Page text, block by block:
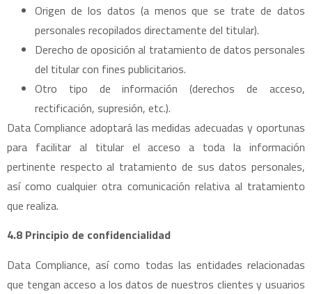
Origen de los datos (a menos que se trate de datos
personales recopilados directamente del titular).
Derecho de oposición al tratamiento de datos personales
del titular con fines publicitarios.
Otro tipo de información (derechos de acceso,
rectificación, supresión, etc.).
Data Compliance adoptará las medidas adecuadas y oportunas
para facilitar al titular el acceso a toda la información
pertinente respecto al tratamiento de sus datos personales,
así como cualquier otra comunicación relativa al tratamiento
que realiza.
4.8 Principio de confidencialidad
Data Compliance, así como todas las entidades relacionadas
que tengan acceso a los datos de nuestros clientes y usuarios